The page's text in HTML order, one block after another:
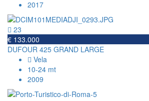
2017
23
€ 133.000
DUFOUR 425 GRAND LARGE
Vela
10-24 mt
2009